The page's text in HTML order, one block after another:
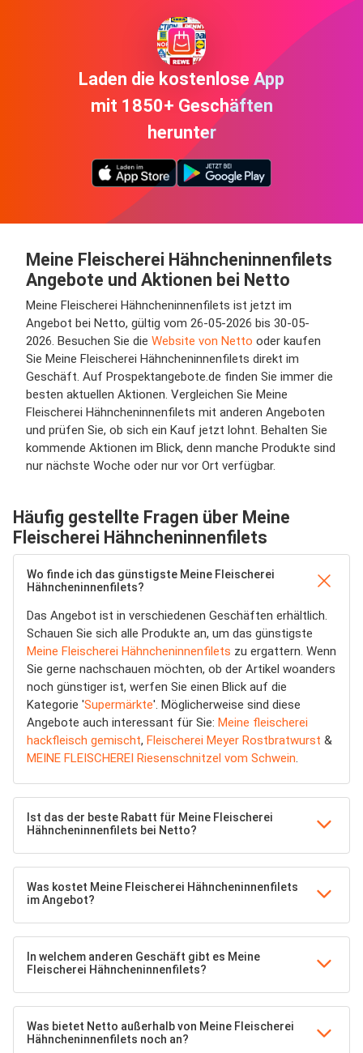
Laden die kostenlose App
mit 1850+ Geschäften
herunter
Meine Fleischerei Hähncheninnenfilets
Angebote und Aktionen bei Netto
Meine Fleischerei Hähncheninnenfilets ist jetzt im
Angebot bei Netto, gültig vom 26-05-2026 bis 30-05-
2026. Besuchen Sie die Website von Netto oder kaufen
Sie Meine Fleischerei Hähncheninnenfilets direkt im
Geschäft. Auf Prospektangebote.de finden Sie immer die
besten aktuellen Aktionen. Vergleichen Sie Meine
Fleischerei Hähncheninnenfilets mit anderen Angeboten
und prüfen Sie, ob sich ein Kauf jetzt lohnt. Behalten Sie
kommende Aktionen im Blick, denn manche Produkte sind
nur nächste Woche oder nur vor Ort verfügbar.
Häufig gestellte Fragen über Meine
Fleischerei Hähncheninnenfilets
Wo finde ich das günstigste Meine Fleischerei
Hähncheninnenfilets?
Das Angebot ist in verschiedenen Geschäften erhältlich.
Schauen Sie sich alle Produkte an, um das günstigste
Meine Fleischerei Hähncheninnenfilets zu ergattern. Wenn
Sie gerne nachschauen möchten, ob der Artikel woanders
noch günstiger ist, werfen Sie einen Blick auf die
Kategorie 'Supermärkte'. Möglicherweise sind diese
Angebote auch interessant für Sie: Meine fleischerei
hackfleisch gemischt, Fleischerei Meyer Rostbratwurst &
MEINE FLEISCHEREI Riesenschnitzel vom Schwein.
Ist das der beste Rabatt für Meine Fleischerei
Hähncheninnenfilets bei Netto?
Was kostet Meine Fleischerei Hähncheninnenfilets
im Angebot?
In welchem anderen Geschäft gibt es Meine
Fleischerei Hähncheninnenfilets?
Was bietet Netto außerhalb von Meine Fleischerei
Hähncheninnenfilets noch an?